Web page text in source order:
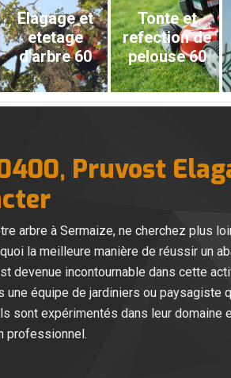
Elagage et
etetage
d'arbre 60
Tonte et
refection de
pelouse 60
Pruvost
arbre à Sermaize, ne cherchez plus
la meilleure manière de réussir un
devenue incontournable dans cette
équipe de jardiniers ou paysagiste
sont expérimentés dans leur domaine
professionnel.